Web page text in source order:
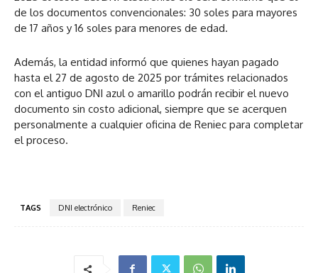
de los documentos convencionales: 30 soles para mayores
de 17 años y 16 soles para menores de edad.
Además, la entidad informó que quienes hayan pagado
hasta el 27 de agosto de 2025 por trámites relacionados
con el antiguo DNI azul o amarillo podrán recibir el nuevo
documento sin costo adicional, siempre que se acerquen
personalmente a cualquier oficina de Reniec para completar
el proceso.
TAGS DNI electrónico Reniec